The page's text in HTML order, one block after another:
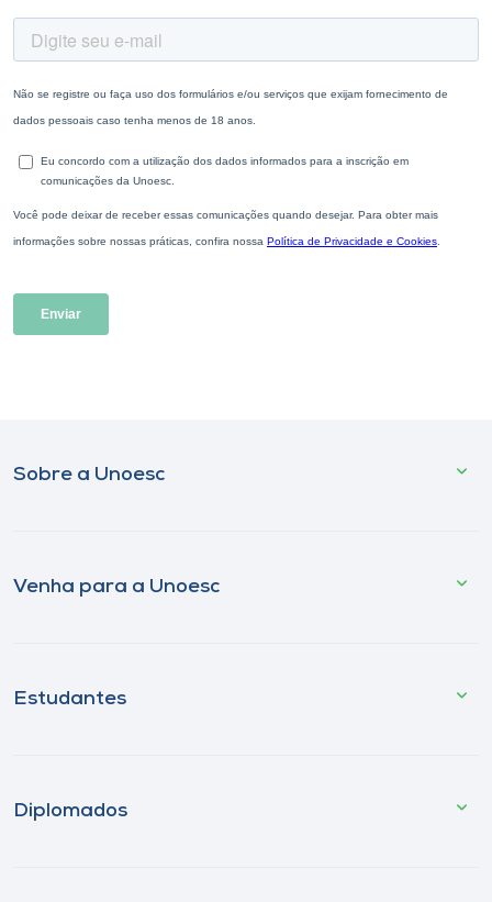
Sobre a Unoesc
Venha para a Unoesc
Estudantes
Diplomados